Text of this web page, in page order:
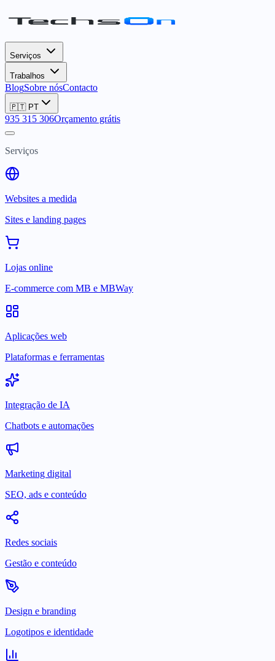
Serviços
Trabalhos
BlogSobre nósContacto
🇵🇹 PT
935 315 306Orçamento grátis
Serviços
Websites a medida
Sites e landing pages
Lojas online
E-commerce com MB e MBWay
Aplicações web
Plataformas e ferramentas
Integração de IA
Chatbots e automações
Marketing digital
SEO, ads e conteúdo
Redes sociais
Gestão e conteúdo
Design e branding
Logotipos e identidade